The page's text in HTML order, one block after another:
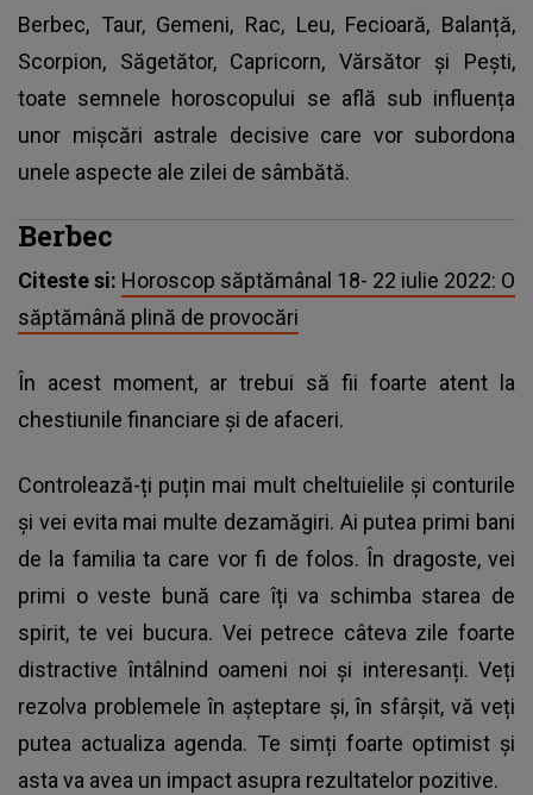
Berbec, Taur, Gemeni, Rac, Leu, Fecioară, Balanță,
Scorpion, Săgetător, Capricorn, Vărsător și Pești,
toate semnele horoscopului se află sub influența
unor mișcări astrale decisive care vor subordona
unele aspecte ale zilei de sâmbătă.
Berbec
Citeste si: Horoscop săptămânal 18- 22 iulie 2022: O
săptămână plină de provocări
În acest moment, ar trebui să fii foarte atent la
chestiunile financiare și de afaceri.
Controlează-ți puțin mai mult cheltuielile și conturile
și vei evita mai multe dezamăgiri. Ai putea primi bani
de la familia ta care vor fi de folos. În dragoste, vei
primi o veste bună care îți va schimba starea de
spirit, te vei bucura. Vei petrece câteva zile foarte
distractive întâlnind oameni noi și interesanți. Veți
rezolva problemele în așteptare și, în sfârșit, vă veți
putea actualiza agenda. Te simți foarte optimist și
asta va avea un impact asupra rezultatelor pozitive.